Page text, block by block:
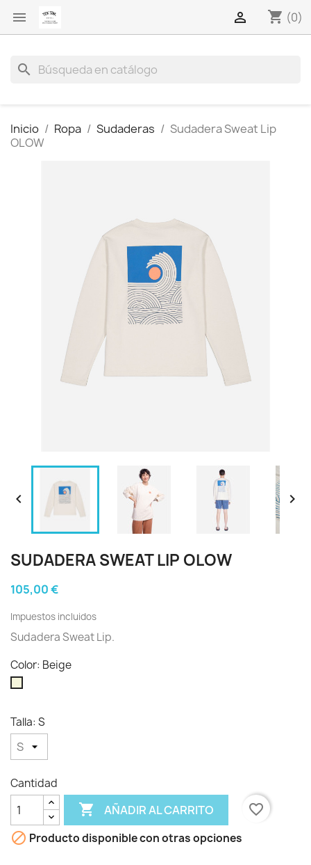
 shopping_cart (0)

search
Inicio Ropa Sudaderas
Sudadera Sweat Lip
OLOW
 
SUDADERA SWEAT LIP OLOW
105,00 €
Impuestos incluidos
Sudadera Sweat Lip.
Color: Beige
Talla: S
Cantidad
 AÑADIR AL CARRITO
favorite_border
 Producto disponible con otras opciones